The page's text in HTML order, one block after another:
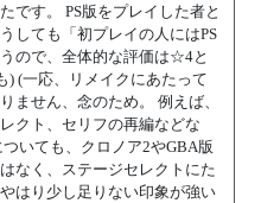
です。 PS版をプレイした者と
しても「初プレイの人にはPS
ので、全体的な評価は☆4と
(一応、リメイクにあたって
ません、念のため。 例えば、
クト、セリフの再編などな
いても、クロノア2やGBA版
なく、ステージセレクトにた
はり少し足りない印象が強い